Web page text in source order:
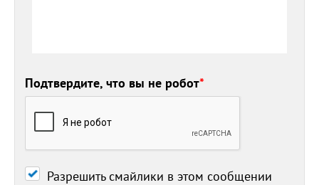
Подтвердите, что вы не робот*
Разрешить смайлики в этом сообщении